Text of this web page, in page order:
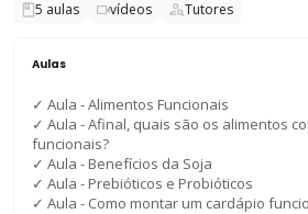
5 aulas vídeos Tutores
Aulas
✓ Aula - Alimentos Funcionais
✓ Aula - Afinal, quais são os alimentos
funcionais?
✓ Aula - Benefícios da Soja
✓ Aula - Prebióticos e Probióticos
✓ Aula - Como montar um cardápio